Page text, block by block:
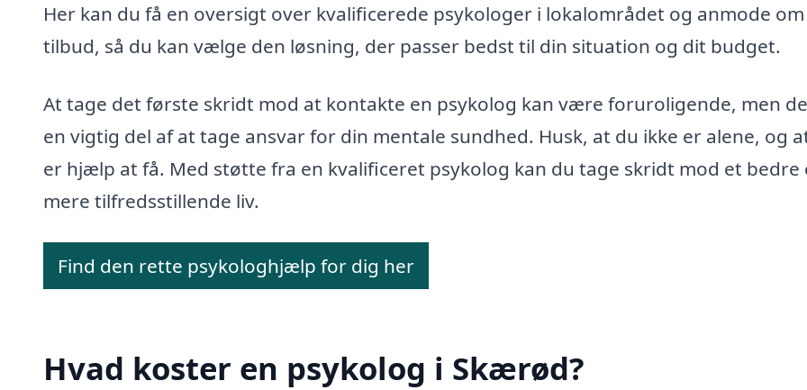
Her kan du få en oversigt over kvalificerede psykologer i lokalområdet og anmode om
tilbud, så du kan vælge den løsning, der passer bedst til din situation og dit budget.
At tage det første skridt mod at kontakte en psykolog kan være foruroligende, men
en vigtig del af at tage ansvar for din mentale sundhed. Husk, at du ikke er alene, og
er hjælp at få. Med støtte fra en kvalificeret psykolog kan du tage skridt mod et bedre
mere tilfredsstillende liv.
Find den rette psykologhjælp for dig her
Hvad koster en psykolog i Skærød?